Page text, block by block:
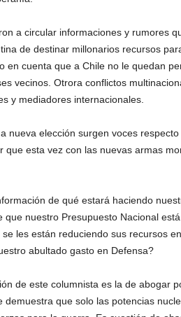
a circular informaciones y rumores
de destinar millonarios recursos
en cuenta que a Chile no le quedan
vecinos. Otrora conflictos
y mediadores internacionales.
nueva elección surgen voces
que esta vez con las nuevas armas
de qué estará haciendo
nuestro Presupuesto Nacional
les están reduciendo sus recursos
abultado gasto en Defensa?
de este columnista es la de abogar
que solo las potencias